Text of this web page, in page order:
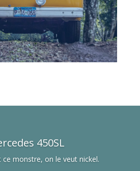
450SL
monstre, on le veut nickel.